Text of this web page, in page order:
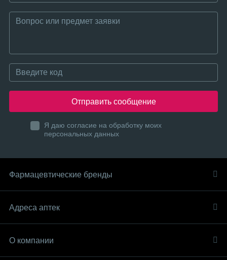
Отправить сообщение
Я даю согласие на обработку моих
персональных данных
Фармацевтические бренды
Адреса аптек
О компании